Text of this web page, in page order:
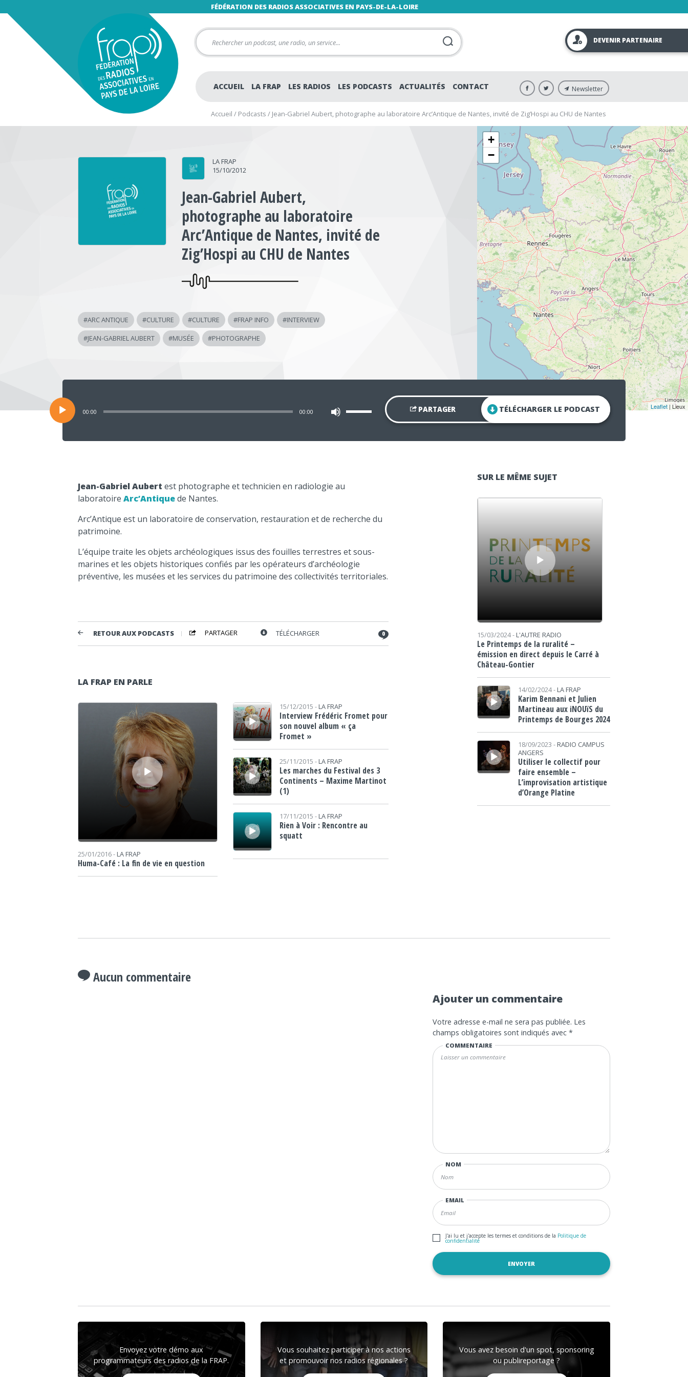
FÉDÉRATION DES RADIOS ASSOCIATIVES EN PAYS-DE-LA-LOIRE
DEVENIR PARTENAIRE
ACCUEIL LA FRAP LES RADIOS LES PODCASTS ACTUALITÉS CONTACT Newsletter
Accueil / Podcasts / Jean-Gabriel Aubert, photographe au laboratoire Arc’Antique de Nantes, invité de Zig’Hospi au CHU de Nantes
LA FRAP
15/10/2012
Jean-Gabriel Aubert,
photographe au laboratoire
Arc’Antique de Nantes, invité de
Zig’Hospi au CHU de Nantes
#ARC ANTIQUE #CULTURE #CULTURE #FRAP INFO #INTERVIEW
#JEAN-GABRIEL AUBERT #MUSÉE #PHOTOGRAPHE
+
−
Leaflet | Lieux
Lecteur
00:00 00:00 les
pour
PARTAGER TÉLÉCHARGER LE PODCAST
Jean-Gabriel Aubert est photographe et technicien en radiologie au
laboratoire Arc’Antiquede Nantes.
Arc’Antique est un laboratoire de conservation, restauration et de recherche du
patrimoine.
L’équipe traite les objets archéologiques issus des fouilles terrestres et sous-
marines et les objets historiques confiés par les opérateurs d’archéologie
préventive, les musées et les services du patrimoine des collectivités territoriales.
RETOUR AUX PODCASTS PARTAGER TÉLÉCHARGER 0
LA FRAP EN PARLE
Lecteur audio
25/01/2016 - LA FRAP
Huma-Café : La fin de vie en question
Lecteur audio 15/12/2015 - LA FRAP
Interview Frédéric Fromet pour
son nouvel album « ça
Fromet »
Lecteur audio
25/11/2015 - LA FRAP
Les marches du Festival des 3
Continents – Maxime Martinot
(1)
Lecteur audio
17/11/2015 - LA FRAP
Rien à Voir : Rencontre au
squatt
SUR LE MÊME SUJET
Lecteur audio
15/03/2024 - L'AUTRE RADIO
Le Printemps de la ruralité –
émission en direct depuis le Carré à
Château-Gontier
Lecteur audio
14/02/2024 - LA FRAP
Karim Bennani et Julien
Martineau aux iNOUïS du
Printemps de Bourges 2024
Lecteur audio
18/09/2023 - RADIO CAMPUS
ANGERS
Utiliser le collectif pour
faire ensemble –
L’improvisation artistique
d’Orange Platine
Aucun commentaire
Ajouter un commentaire
Votre adresse e-mail ne sera pas publiée. Les
champs obligatoires sont indiqués avec*
COMMENTAIRE
NOM
EMAIL
J'ai lu et j'accepte les termes et conditions de la Politique de
confidentialité
Envoyez votre démo aux
programmateurs des radios de la FRAP.
Vous souhaitez participer à nos actions
et promouvoir nos radios régionales ?
Vous avez besoin d'un spot, sponsoring
ou publireportage ?